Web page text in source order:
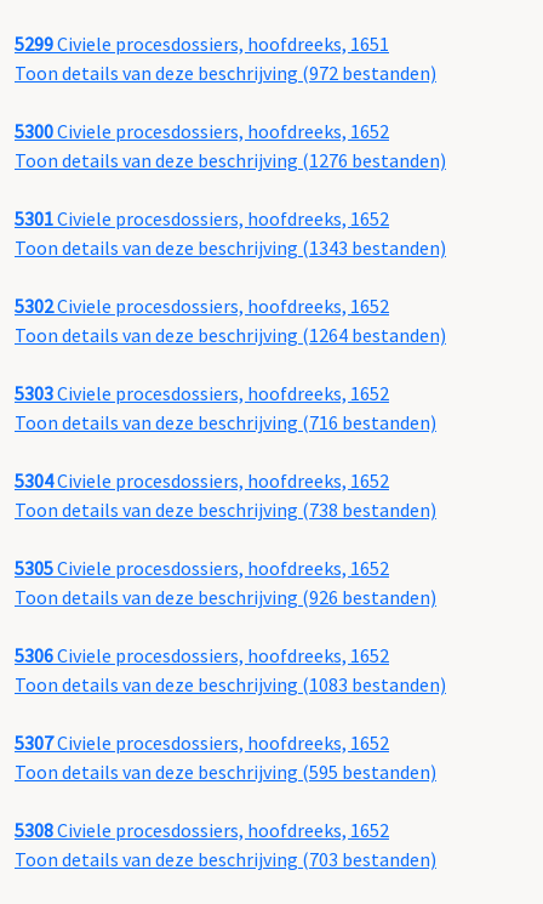
5299Civiele procesdossiers, hoofdreeks, 1651
Toon details van deze beschrijving (972 bestanden)
5300Civiele procesdossiers, hoofdreeks, 1652
Toon details van deze beschrijving (1276 bestanden)
5301Civiele procesdossiers, hoofdreeks, 1652
Toon details van deze beschrijving (1343 bestanden)
5302Civiele procesdossiers, hoofdreeks, 1652
Toon details van deze beschrijving (1264 bestanden)
5303Civiele procesdossiers, hoofdreeks, 1652
Toon details van deze beschrijving (716 bestanden)
5304Civiele procesdossiers, hoofdreeks, 1652
Toon details van deze beschrijving (738 bestanden)
5305Civiele procesdossiers, hoofdreeks, 1652
Toon details van deze beschrijving (926 bestanden)
5306Civiele procesdossiers, hoofdreeks, 1652
Toon details van deze beschrijving (1083 bestanden)
5307Civiele procesdossiers, hoofdreeks, 1652
Toon details van deze beschrijving (595 bestanden)
5308Civiele procesdossiers, hoofdreeks, 1652
Toon details van deze beschrijving (703 bestanden)